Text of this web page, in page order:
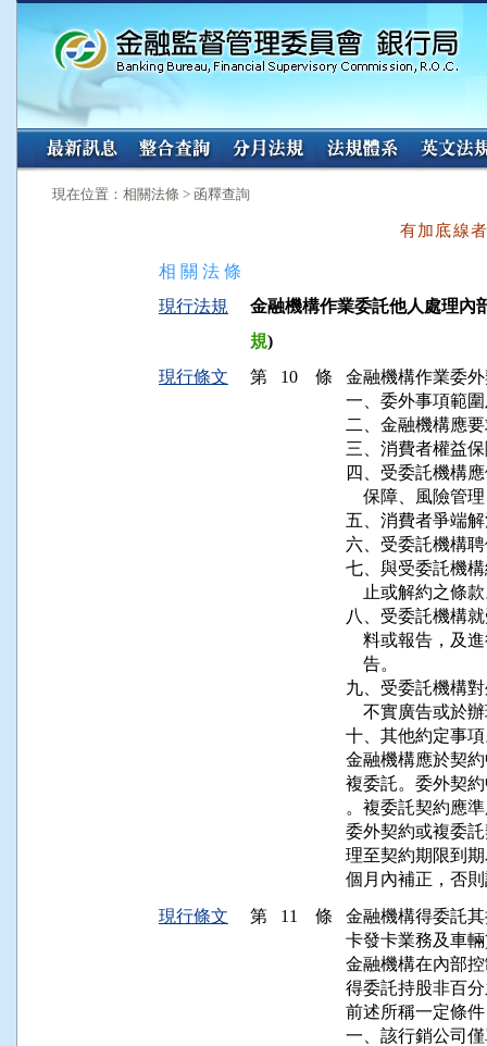
:::
現在位置：相關法條 > 函釋查詢
有加底線
相 關 法 條
現行法規
金融機構作業委託他人處理內
規)
現行條文
第 10 條
金融機構作業委
一、委外事項範
二、金融機構應
三、消費者權益
四、受委託機構
保障、風險管
五、消費者爭端
六、受委託機構
七、與受委託機
止或解約之條
八、受委託機構
料或報告，及
    告。
九、受委託機構
不實廣告或於
十、其他約定事
金融機構應於契
複委託。委外契
。複委託契約應
委外契約或複委
理至契約期限到
個月內補正，否
現行條文
第 11 條
金融機構得委託
卡發卡業務及車
金融機構在內部
得委託持股非百
前述所稱一定條
一、該行銷公司